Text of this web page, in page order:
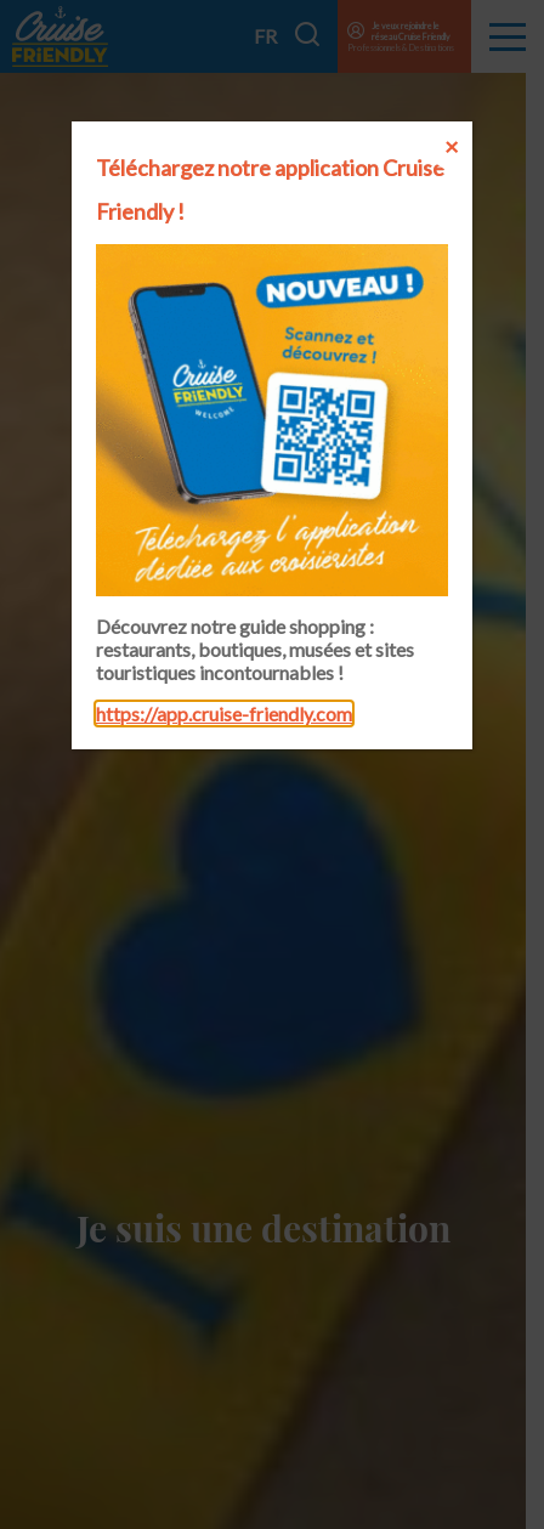
Cruise
Friendly
FR
EN
Je veux rejoindre le
réseau Cruise Friendly
Professionnels & Destinations
Menu
Je suis une destination
Téléchargez notre application Cruise
Friendly !
Découvrez notre guide shopping :
restaurants, boutiques, musées et sites
touristiques incontournables !
https://app.cruise-friendly.com
×